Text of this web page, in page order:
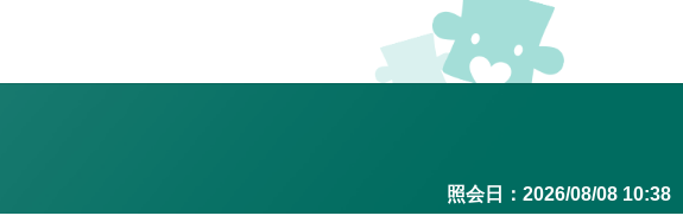
照会日：2026/08/08 10:38